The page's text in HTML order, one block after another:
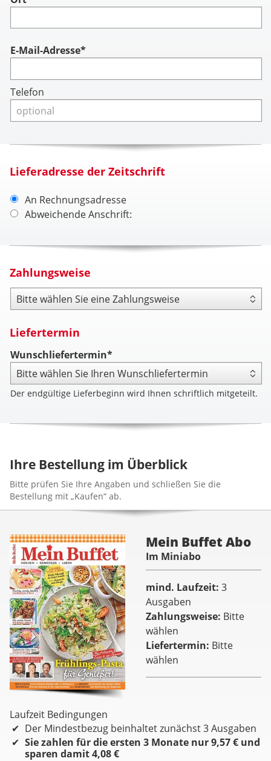
Account
E-Mail-Adresse*
Telefon
Lieferadresse der Zeitschrift
An Rechnungsadresse
Abweichende Anschrift:
Zahlungsweise
Zahlungsweise
Liefertermin
Wunschliefertermin*
Der endgültige Lieferbeginn wird Ihnen schriftlich mitgeteilt.
Ihre Bestellung im Überblick
Bitte prüfen Sie Ihre Angaben und schließen Sie die
Bestellung mit „Kaufen“ ab.
Mein Buffet Abo
Im Miniabo
mind. Laufzeit 3
Ausgaben
Zahlungsweise Bitte
wählen
Liefertermin Bitte
wählen
Laufzeit Bedingungen
Der Mindestbezug beinhaltet zunächst 3 Ausgaben
Sie zahlen für die ersten 3 Monate nur 9,57 € und
sparen damit 4,08 €